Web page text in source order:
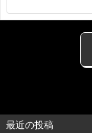
最近の投稿